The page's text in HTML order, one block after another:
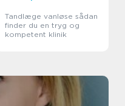
Tandlæge vanløse sådan
finder du en tryg og
kompetent klinik